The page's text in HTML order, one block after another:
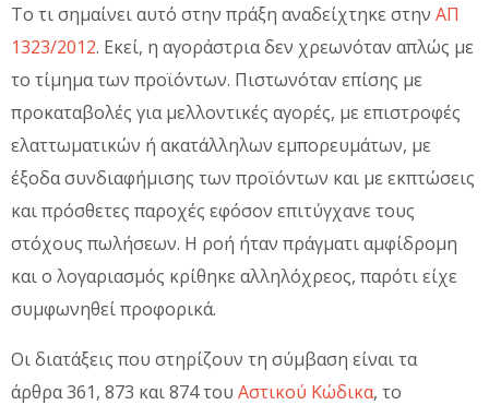
Το τι σημαίνει αυτό στην πράξη αναδείχτηκε στην ΑΠ
1323/2012. Εκεί, η αγοράστρια δεν χρεωνόταν απλώς με
το τίμημα των προϊόντων. Πιστωνόταν επίσης με
προκαταβολές για μελλοντικές αγορές, με επιστροφές
ελαττωματικών ή ακατάλληλων εμπορευμάτων, με
έξοδα συνδιαφήμισης των προϊόντων και με εκπτώσεις
και πρόσθετες παροχές εφόσον επιτύγχανε τους
στόχους πωλήσεων. Η ροή ήταν πράγματι αμφίδρομη
και ο λογαριασμός κρίθηκε αλληλόχρεος, παρότι είχε
συμφωνηθεί προφορικά.
Οι διατάξεις που στηρίζουν τη σύμβαση είναι τα
άρθρα 361, 873 και 874 του Αστικού Κώδικα, το